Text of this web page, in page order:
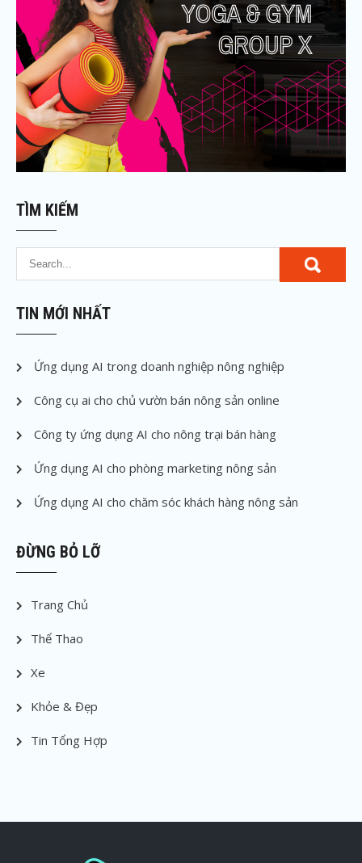
TÌM KIẾM
TIN MỚI NHẤT
Ứng dụng AI trong doanh nghiệp nông nghiệp
Công cụ ai cho chủ vườn bán nông sản online
Công ty ứng dụng AI cho nông trại bán hàng
Ứng dụng AI cho phòng marketing nông sản
Ứng dụng AI cho chăm sóc khách hàng nông sản
ĐỪNG BỎ LỠ
Trang Chủ
Thể Thao
Xe
Khỏe & Đẹp
Tin Tổng Hợp